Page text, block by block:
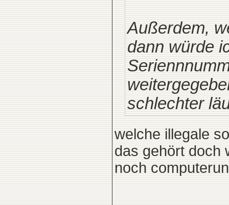
Außerdem,
dann würde
schlechter
welche illegale
das gehört doch
noch